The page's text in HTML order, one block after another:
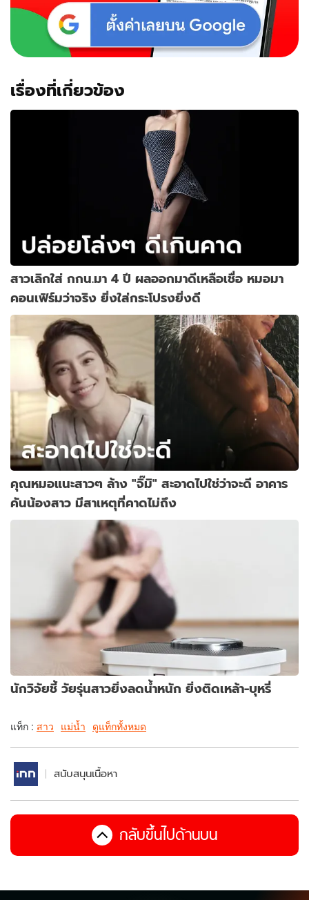
เรื่องที่เกี่ยวข้อง
สาวเลิกใส่ กกน.มา 4 ปี ผลออกมาดีเหลือเชื่อ หมอมา
คอนเฟิร์มว่าจริง ยิ่งใส่กระโปรงยิ่งดี
คุณหมอแนะสาวๆ ล้าง "จิ๊มิ" สะอาดไปใช่ว่าจะดี อาคาร
คันน้องสาว มีสาเหตุที่คาดไม่ถึง
นักวิจัยชี้ วัยรุ่นสาวยิ่งลดน้ำหนัก ยิ่งติดเหล้า-บุหรี่
แท็ก : สาว แม่น้ำ ดูแท็กทั้งหมด
สนับสนุนเนื้อหา
กลับขึ้นไปด้านบน